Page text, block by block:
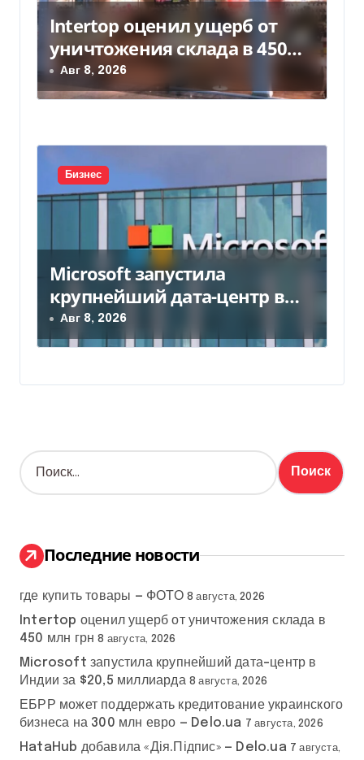
Intertop оценил ущерб от
уничтожения склада в 450
млн грн
Авг 8, 2026
Бизнес
Microsoft запустила
крупнейший дата-центр в
Индии за $20,5 миллиарда
Авг 8, 2026
Н
а
:
Последние новости
где купить товары — ФОТО 8 августа, 2026
Intertop оценил ущерб от уничтожения склада в
450 млн грн 8 августа, 2026
Microsoft запустила крупнейший дата-центр в
Индии за $20,5 миллиарда 8 августа, 2026
ЕБРР может поддержать кредитование украинского
бизнеса на 300 млн евро — Delo.ua 7 августа, 2026
HataHub добавила «Дія.Підпис» — Delo.ua 7 августа,